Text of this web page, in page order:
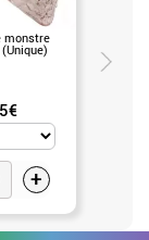
monstre
+